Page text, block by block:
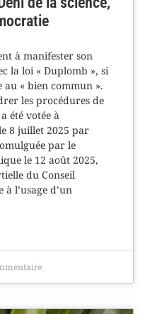
à manifester son
la loi « Duplomb », si
« bien commun ».
les procédures de
été votée à
8 juillet 2025 par
par le
le 12 août 2025,
du Conseil
l’usage d’un